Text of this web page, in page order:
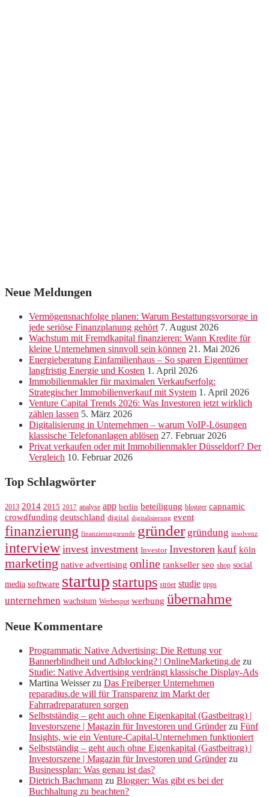
Neue Meldungen
Vermögensnachfolge planen: Warum Bestattungsvorsorge in
jede seriöse Finanzplanung gehört 7. August 2026
Wachstum mit Fremdkapital finanzieren: Wann Kredite für
kleine Unternehmen sinnvoll sein können 21. Mai 2026
Energieberatung Einfamilienhaus – So sparen Eigentümer
langfristig Energie und Kosten 1. April 2026
Immobilienmakler für maximalen Verkaufserfolg:
Strategischer Immobilienverkauf mit System 1. April 2026
Venture Capital Trends 2026: Was Investoren jetzt wirklich
zählen lassen 5. März 2026
Digitalisierung in Unternehmen – warum VoIP-Lösungen
klassische Telefonanlagen ablösen 27. Februar 2026
Privat verkaufen oder mit Immobilienmakler Düsseldorf? Der
Vergleich 10. Februar 2026
Top Schlagwörter
2013 2014 2015 2017 analyse app berlin beteiligung blogger capnamic
crowdfunding deutschland digital digitalisierung event
finanzierung finanzierungsrunde gründer gründung insolvenz
interview invest investment Investor Investoren kauf köln
marketing native advertising online rankseller seo shop social
media software startup startups ströer studie tipps
unternehmen wachstum Werbespot werbung übernahme
Neue Kommentare
Programmatic Native Advertising: Die Rettung vor
Bannerblindheit und Adblocking? | OnlineMarketing.de zu
Studie: Native Advertising verdrängt klassische Display-Ads
Martina Weisserzu Das Freiberger Unternehmen
reparadius.de will für Transparenz im Markt der
Fahrradreparaturen sorgen
Selbstständig – geht auch ohne Eigenkapital (Gastbeitrag) |
Investorszene | Magazin für Investoren und Gründerzu Fünf
Insights, wie ein Venture-Capital-Unternehmen funktioniert
Selbstständig – geht auch ohne Eigenkapital (Gastbeitrag) |
Investorszene | Magazin für Investoren und Gründerzu
Businessplan: Was genau ist das?
Dietrich Bachmann zu Blogger: Was gibt es bei der
Buchhaltung zu beachten?